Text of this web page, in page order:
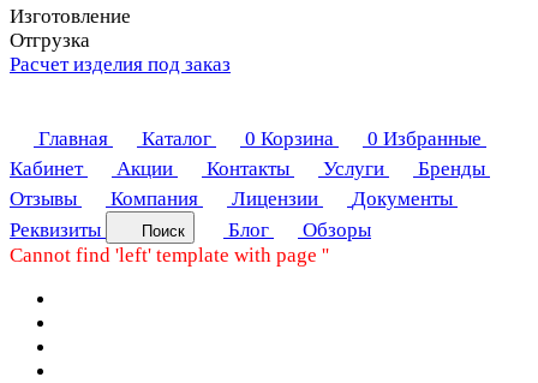
Изготовление
Отгрузка
Расчет изделия под заказ
Главная Каталог 0 Корзина 0 Избранные
Кабинет
Акции Контакты Услуги
Бренды
Отзывы
Компания Лицензии
Документы
Реквизиты
Поиск Блог
Обзоры
Cannot find 'left' template with page ''